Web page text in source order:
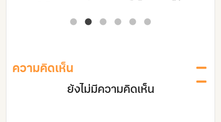
คุดคู้ถึงผาชัน ใน
กระแสการ
ความไม่แน่นอน
ความคิดเห็น
ยังไม่มีความคิดเห็น